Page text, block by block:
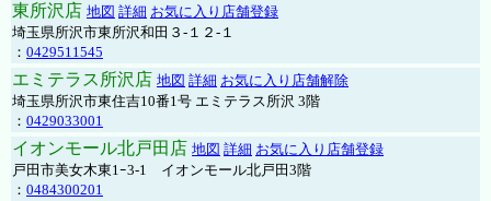
東所沢店 地図 詳細 お気に入り店舗登録
埼玉県所沢市東所沢和田３-１２-１
： 0429511545
エミテラス所沢店 地図 詳細 お気に入り店舗解除
埼玉県所沢市東住吉10番1号 エミテラス所沢 3階
： 0429033001
イオンモール北戸田店 地図 詳細 お気に入り店舗登録
戸田市美女木東1ｰ3‐1 イオンモール北戸田3階
： 0484300201